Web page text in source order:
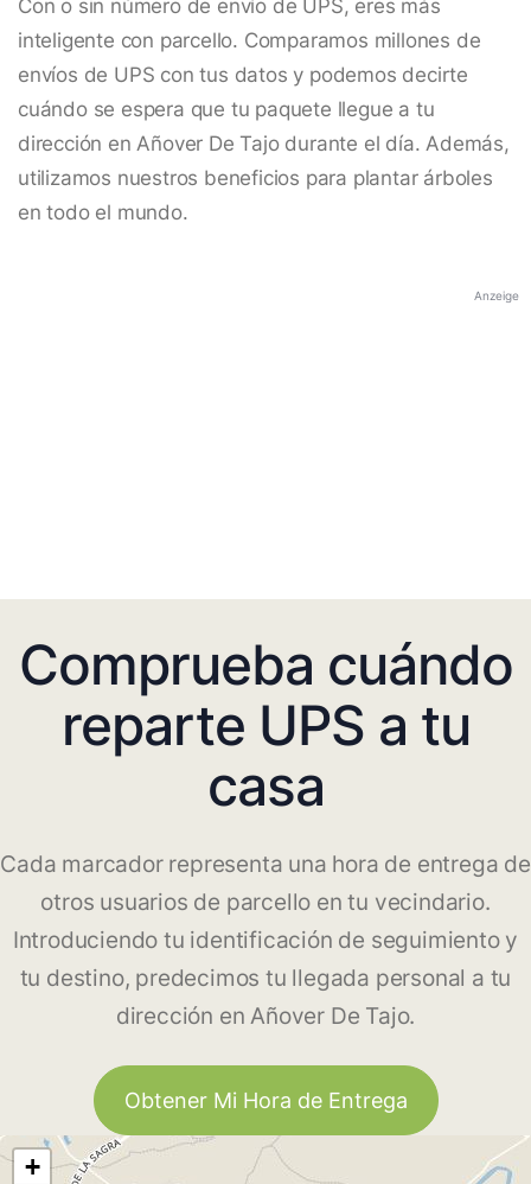
Con o sin número de envío de UPS, eres más
inteligente con parcello. Comparamos millones de
envíos de UPS con tus datos y podemos decirte
cuándo se espera que tu paquete llegue a tu
dirección en Añover De Tajo durante el día. Además,
utilizamos nuestros beneficios para plantar árboles
en todo el mundo.
Anzeige
Comprueba cuándo
reparte UPS a tu
casa
Cada marcador representa una hora de entrega de
otros usuarios de parcello en tu vecindario.
Introduciendo tu identificación de seguimiento y
tu destino, predecimos tu llegada personal a tu
dirección en Añover De Tajo.
Obtener Mi Hora de Entrega
+